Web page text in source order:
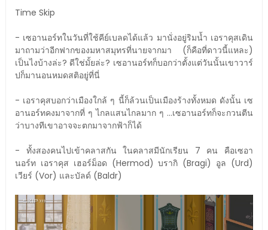
Time Skip
- เซอานอร์ทในวันที่ใช้คีย์เบลดได้แล้ว มานั่งอยู่ริมน้ำ เอราคุสเดิน
มาถามว่าอีกฟากของมหาสมุทรที่นายจากมา (ก็คือที่ดาวนี้แหละ)
เป็นไงบ้างล่ะ? ดีใช่มั้ยล่ะ? เซอานอร์ทก็บอกว่าตั้งแต่วันนั้นเขาวาร์
ปก็มานอนหมดสติอยู่ที่นี่
- เอราคุสบอกว่าเมืองใกล้ ๆ นี้ก็ล้วนเป็นเมืองร้างทั้งหมด ดังนั้น เซ
อานอร์ทคงมาจากที่ ๆ ไกลแสนไกลมาก ๆ ...เซอานอร์ทก็จะกวนตีน
ว่าบางทีเขาอาจจะตกมาจากฟ้าก็ได้
- ทั้งสองคนไปเข้าคลาสกัน ในคลาสมีนักเรียน 7 คน คือเซอา
นอร์ท เอราคุส เฮอร์ม็อด (Hermod) บรากิ (Bragi) อูล (Urd)
เวียร์ (Vor) และบัลด์ (Baldr)